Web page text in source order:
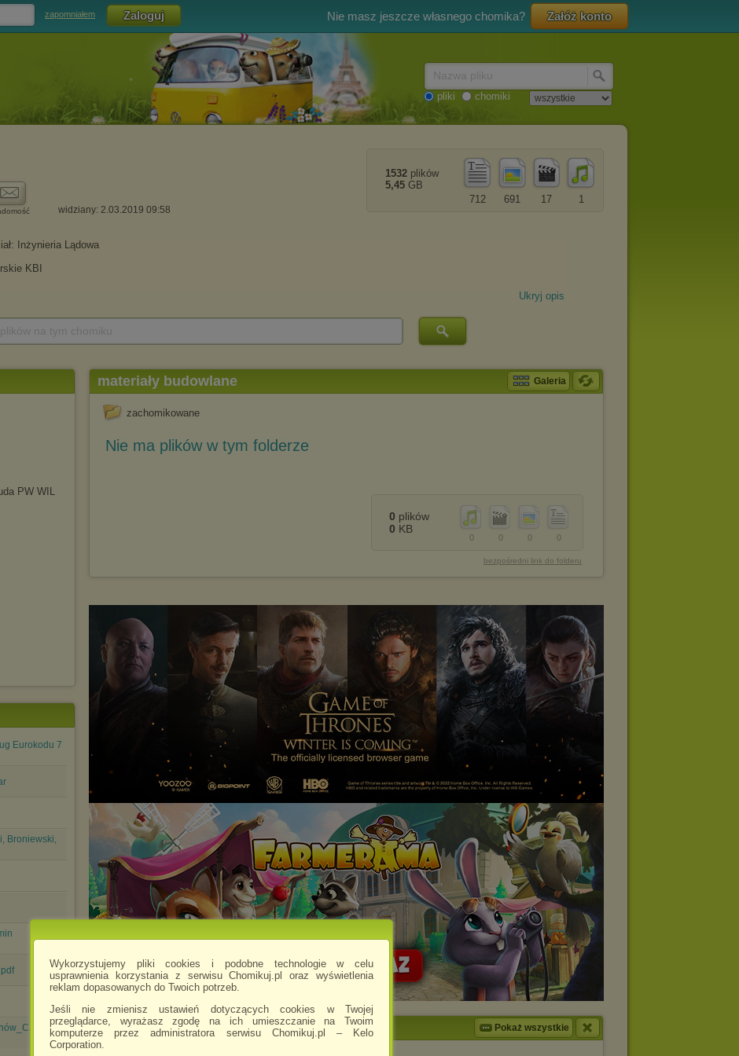
Wykorzystujemy pliki cookies i podobne technologie w celu
usprawnienia korzystania z serwisu Chomikuj.pl oraz wyświetlenia
reklam dopasowanych do Twoich potrzeb.
Jeśli nie zmienisz ustawień dotyczących cookies w Twojej
przeglądarce, wyrażasz zgodę na ich umieszczanie na Twoim
komputerze przez administratora serwisu Chomikuj.pl – Kelo
Corporation.
zapomniałem Nie masz jeszcze własnego chomika? Załóż konto
pliki chomiki
widziany: 2.03.2019 09:58
1
17
691
712
1532 plików
5,45 GB
Ukryj opis
PW WIL
Eurokodu 7
Broniewski,
materiały budowlane Galeria
zachomikowane
Nie ma plików w tym folderze
0
0
0
0
0 plików
0 KB
bezpośredni link do folderu
Chomikowe rozmowy Pokaż wszystkie